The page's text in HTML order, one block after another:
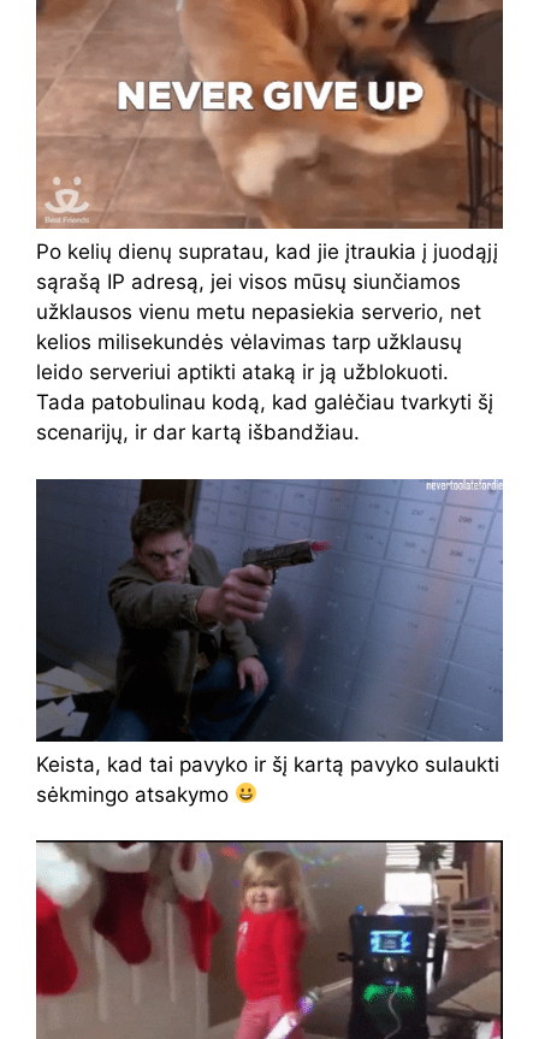
Po kelių dienų supratau, kad jie įtraukia į juodąjį
sąrašą IP adresą, jei visos mūsų siunčiamos
užklausos vienu metu nepasiekia serverio, net
kelios milisekundės vėlavimas tarp užklausų
leido serveriui aptikti ataką ir ją užblokuoti.
Tada patobulinau kodą, kad galėčiau tvarkyti šį
scenarijų, ir dar kartą išbandžiau.
Keista, kad tai pavyko ir šį kartą pavyko sulaukti
sėkmingo atsakymo